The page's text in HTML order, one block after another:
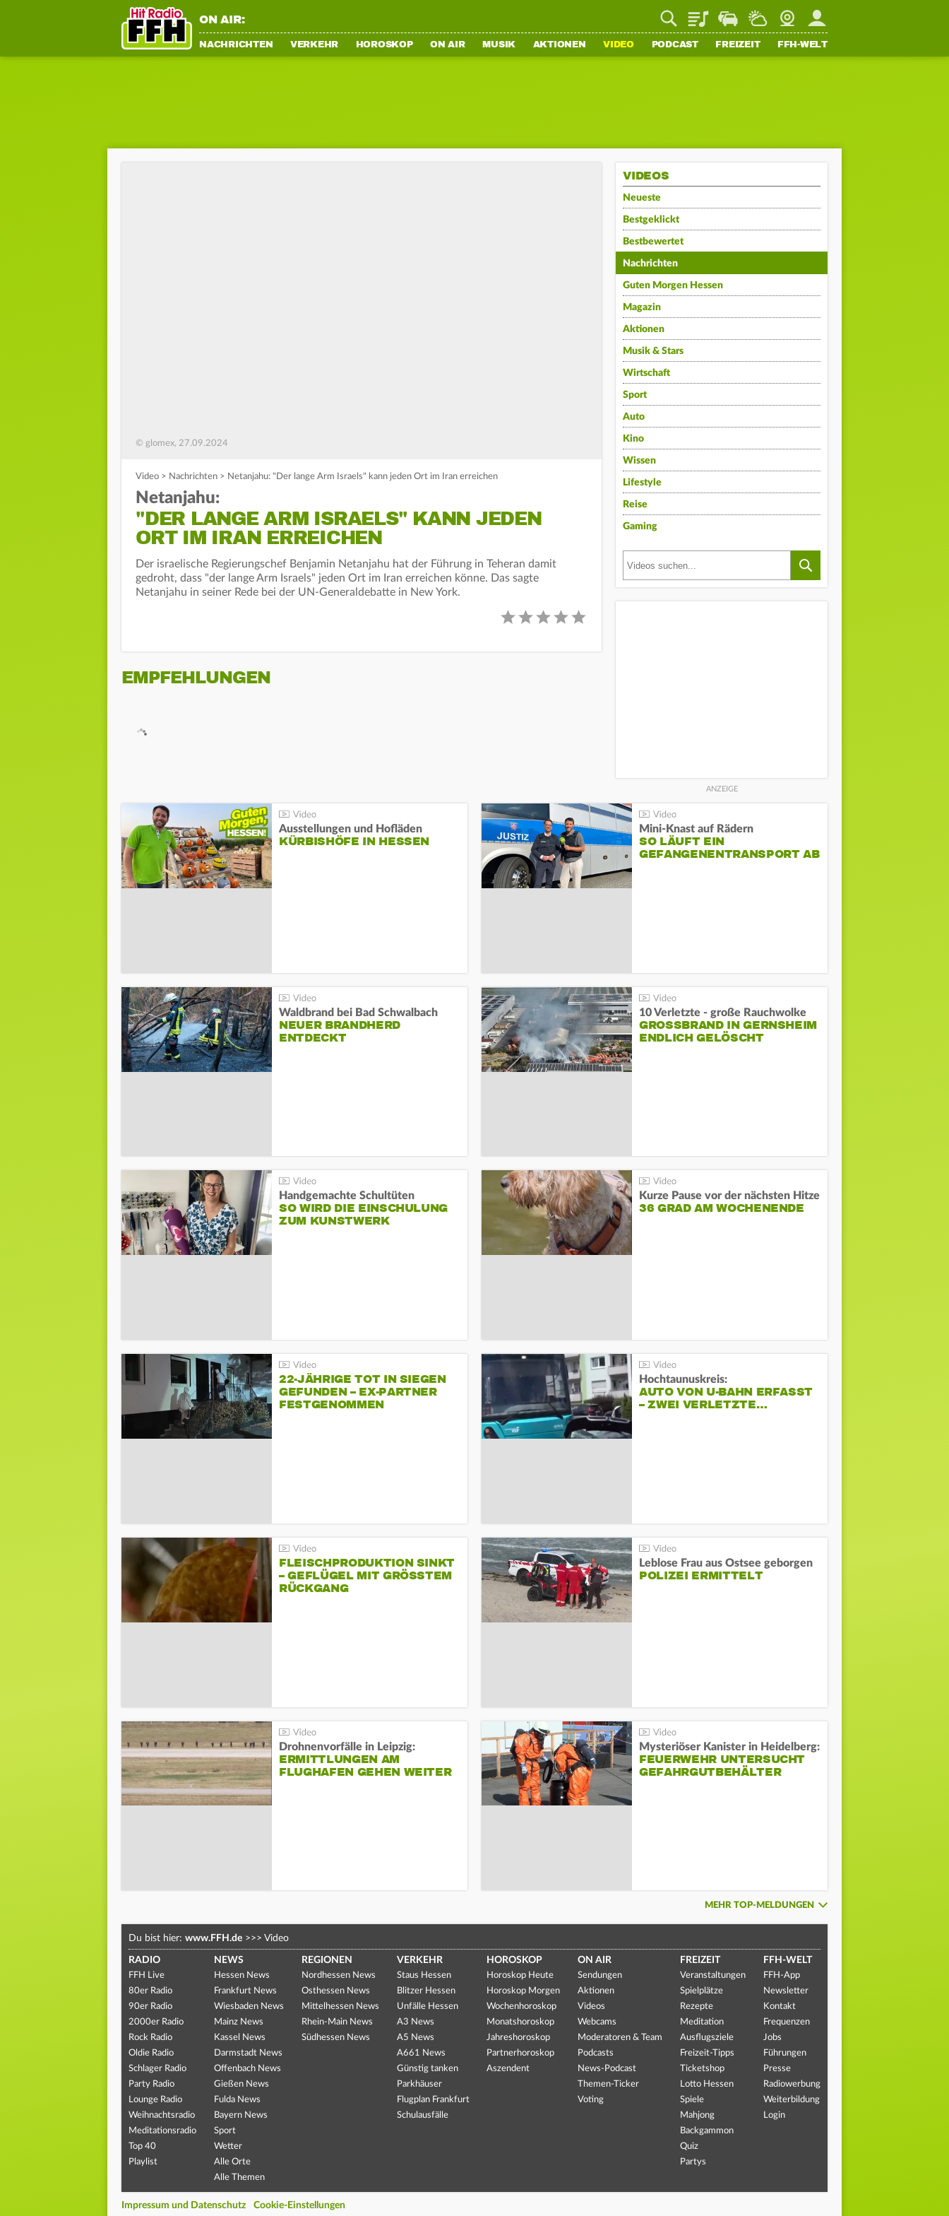
ON AIR: PlaylistStaupilotWetterWebcamMein FFH
NACHRICHTEN VERKEHR HOROSKOP ON AIR MUSIK AKTIONEN VIDEO PODCAST FREIZEIT FFH-WELT
© glomex, 27.09.2024
Video > Nachrichten > Netanjahu: "Der lange Arm Israels" kann jeden Ort im Iran erreichen
Netanjahu:
"DER LANGE ARM ISRAELS" KANN JEDEN
ORT IM IRAN ERREICHEN
Der israelische Regierungschef Benjamin Netanjahu hat der Führung in Teheran damit
gedroht, dass "der lange Arm Israels" jeden Ort im Iran erreichen könne. Das sagte
Netanjahu in seiner Rede bei der UN-Generaldebatte in New York.
EMPFEHLUNGEN
VIDEOS
Neueste
Bestgeklickt
Bestbewertet
Nachrichten
Guten Morgen Hessen
Magazin
Aktionen
Musik & Stars
Wirtschaft
Sport
Auto
Kino
Wissen
Lifestyle
Reise
Gaming
Ausstellungen und Hofläden
KÜRBISHÖFE IN HESSEN
Mini-Knast auf Rädern
SO LÄUFT EIN
GEFANGENENTRANSPORT AB
Waldbrand bei Bad Schwalbach
NEUER BRANDHERD
ENTDECKT
10 Verletzte - große Rauchwolke
GROSSBRAND IN GERNSHEIM E
NDLICH GELÖSCHT
Handgemachte Schultüten
SO WIRD DIE EINSCHULUNG
ZUM KUNSTWERK
Kurze Pause vor der nächsten Hitze
36 GRAD AM WOCHENENDE
22-JÄHRIGE TOT IN SIEGEN
GEFUNDEN – EX-PARTNER
FESTGENOMMEN
Hochtaunuskreis:
AUTO VON U-BAHN ERFASST
– ZWEI VERLETZTE…
FLEISCHPRODUKTION SINKT
– GEFLÜGEL MIT GRÖSSTEM R
ÜCKGANG
Leblose Frau aus Ostsee geborgen
POLIZEI ERMITTELT
Drohnenvorfälle in Leipzig:
ERMITTLUNGEN AM
FLUGHAFEN GEHEN WEITER
Mysteriöser Kanister in Heidelberg:
FEUERWEHR UNTERSUCHT
GEFAHRGUTBEHÄLTER
MEHR TOP-MELDUNGEN
Du bist hier: www.FFH.de >>> Video
RADIO
FFH Live
80er Radio
90er Radio
2000er Radio
Rock Radio
Oldie Radio
Schlager Radio
Party Radio
Lounge Radio
Weihnachtsradio
Meditationsradio
Top 40
Playlist
NEWS
Hessen News
Frankfurt News
Wiesbaden News
Mainz News
Kassel News
Darmstadt News
Offenbach News
Gießen News
Fulda News
Bayern News
Sport
Wetter
Alle Orte
Alle Themen
REGIONEN
Nordhessen News
Osthessen News
Mittelhessen News
Rhein-Main News
Südhessen News
VERKEHR
Staus Hessen
Blitzer Hessen
Unfälle Hessen
A3 News
A5 News
A661 News
Günstig tanken
Parkhäuser
Flugplan Frankfurt
Schulausfälle
HOROSKOP
Horoskop Heute
Horoskop Morgen
Wochenhoroskop
Monatshoroskop
Jahreshoroskop
Partnerhoroskop
Aszendent
ON AIR
Sendungen
Aktionen
Videos
Webcams
Moderatoren & Team
Podcasts
News-Podcast
Themen-Ticker
Voting
FREIZEIT
Veranstaltungen
Spielplätze
Rezepte
Meditation
Ausflugsziele
Freizeit-Tipps
Ticketshop
Lotto Hessen
Spiele
Mahjong
Backgammon
Quiz
Partys
FFH-WELT
FFH-App
Newsletter
Kontakt
Frequenzen
Jobs
Führungen
Presse
Radiowerbung
Weiterbildung
Login
Impressum und Datenschutz Cookie-Einstellungen